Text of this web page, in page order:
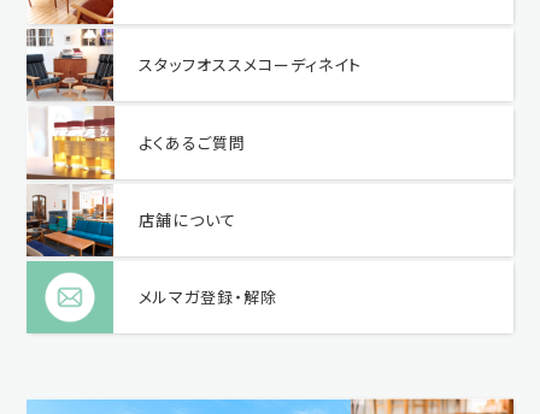
スタッフオススメコーディネイト
よくあるご質問
店舗について
メルマガ登録・解除